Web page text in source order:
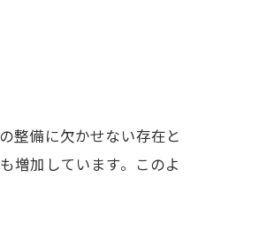
整備に欠かせない存在と
増加しています。このよ